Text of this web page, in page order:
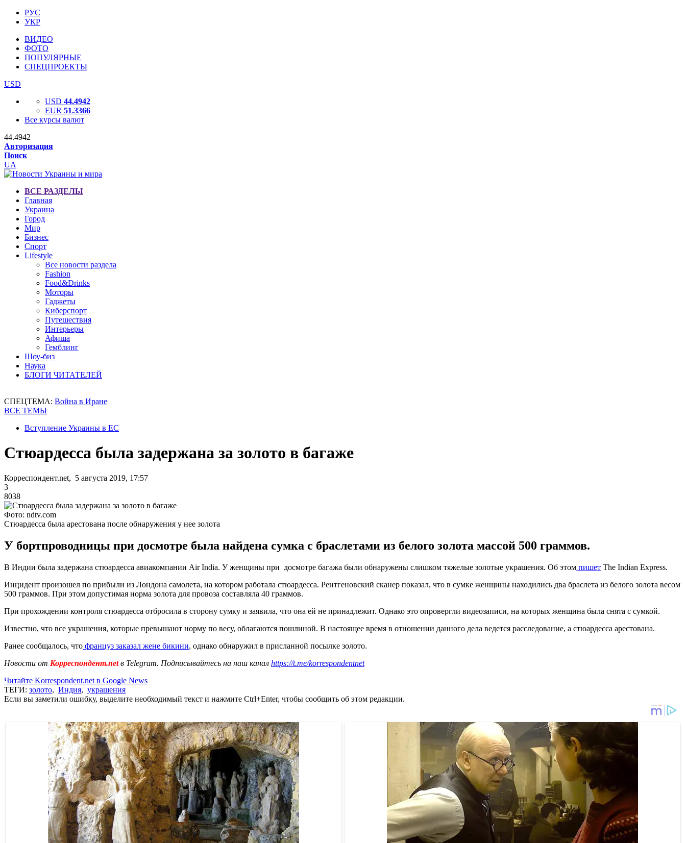
РУС
УКР
ВИДЕО
ФОТО
ПОПУЛЯРНЫЕ
СПЕЦПРОЕКТЫ
USD
USD 44.4942
EUR 51.3366
Все курсы валют
44.4942
Авторизация
Поиск
UA
ВСЕ РАЗДЕЛЫ
Главная
Украина
Город
Мир
Бизнес
Спорт
Lifestyle
Все новости раздела
Fashion
Food&Drinks
Моторы
Гаджеты
Киберспорт
Путешествия
Интерьеры
Афиша
Гемблинг
Шоу-биз
Наука
БЛОГИ ЧИТАТЕЛЕЙ
СПЕЦТЕМА: Война в Иране
ВСЕ ТЕМЫ
Вступление Украины в ЕС
Стюардесса была задержана за золото в багаже
Корреспондент.net, 5 августа 2019, 17:57
3
8038
Фото: ndtv.com
Стюардесса была арестована после обнаружения у нее золота
У бортпроводницы при досмотре была найдена сумка с браслетами из белого золота массой 500 граммов.
В Индии была задержана стюардесса авиакомпании Air India. У женщины при досмотре багажа были обнаружены слишком тяжелые золотые украшения. Об этом пишет The Indian Express.
Инцидент произошел по прибыли из Лондона самолета, на котором работала стюардесса. Рентгеновский сканер показал, что в сумке женщины находились два браслета из белого золота весом
500 граммов. При этом допустимая норма золота для провоза составляла 40 граммов.
При прохождении контроля стюардесса отбросила в сторону сумку и заявила, что она ей не принадлежит. Однако это опровергли видеозаписи, на которых женщина была снята с сумкой.
Известно, что все украшения, которые превышают норму по весу, облагаются пошлиной. В настоящее время в отношении данного дела ведется расследование, а стюардесса арестована.
Ранее сообщалось, что француз заказал жене бикини, однако обнаружил в присланной посылке золото.
Новости от Корреспондент.netв Telegram. Подписывайтесь на наш канал https://t.me/korrespondentnet
Читайте Korrespondent.net в Google News
ТЕГИ: золото, Индия, украшения
Если вы заметили ошибку, выделите необходимый текст и нажмите Ctrl+Enter, чтобы сообщить об этом редакции.